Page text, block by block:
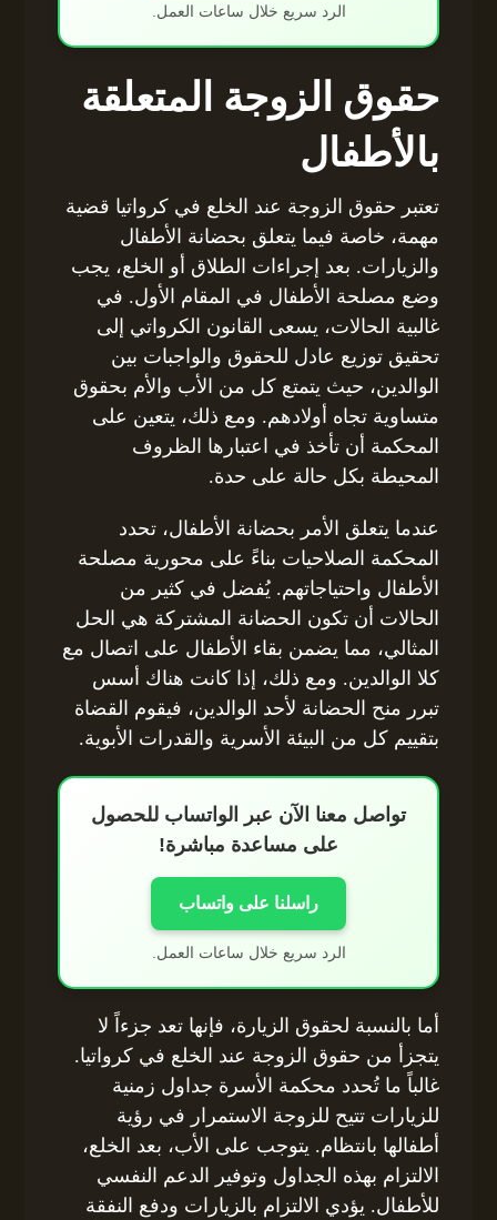
الرد سريع خلال ساعات العمل.
حقوق الزوجة المتعلقة
بالأطفال
تعتبر حقوق الزوجة عند الخلع في كرواتيا قضية
مهمة، خاصة فيما يتعلق بحضانة الأطفال
والزيارات. بعد إجراءات الطلاق أو الخلع، يجب
وضع مصلحة الأطفال في المقام الأول. في
غالبية الحالات، يسعى القانون الكرواتي إلى
تحقيق توزيع عادل للحقوق والواجبات بين
الوالدين، حيث يتمتع كل من الأب والأم بحقوق
متساوية تجاه أولادهم. ومع ذلك، يتعين على
المحكمة أن تأخذ في اعتبارها الظروف
المحيطة بكل حالة على حدة.
عندما يتعلق الأمر بحضانة الأطفال، تحدد
المحكمة الصلاحيات بناءً على محورية مصلحة
الأطفال واحتياجاتهم. يُفضل في كثير من
الحالات أن تكون الحضانة المشتركة هي الحل
المثالي، مما يضمن بقاء الأطفال على اتصال مع
كلا الوالدين. ومع ذلك، إذا كانت هناك أسس
تبرر منح الحضانة لأحد الوالدين، فيقوم القضاة
بتقييم كل من البيئة الأسرية والقدرات الأبوية.
تواصل معنا الآن عبر الواتساب للحصول
على مساعدة مباشرة!
راسلنا على واتساب
الرد سريع خلال ساعات العمل.
أما بالنسبة لحقوق الزيارة، فإنها تعد جزءاً لا
يتجزأ من حقوق الزوجة عند الخلع في كرواتيا.
غالباً ما تُحدد محكمة الأسرة جداول زمنية
للزيارات تتيح للزوجة الاستمرار في رؤية
أطفالها بانتظام. يتوجب على الأب، بعد الخلع،
الالتزام بهذه الجداول وتوفير الدعم النفسي
للأطفال. يؤدي الالتزام بالزيارات ودفع النفقة